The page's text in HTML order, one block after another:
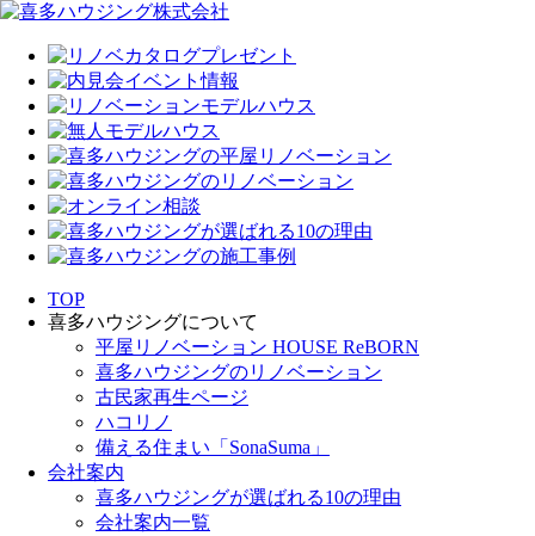
TOP
喜多ハウジングについて
平屋リノベーション HOUSE ReBORN
喜多ハウジングのリノベーション
古民家再生ページ
ハコリノ
備える住まい「SonaSuma」
会社案内
喜多ハウジングが選ばれる10の理由
会社案内一覧